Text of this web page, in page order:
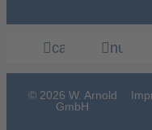
cardcontrol.de
© 2026 W. Arnold
GmbH